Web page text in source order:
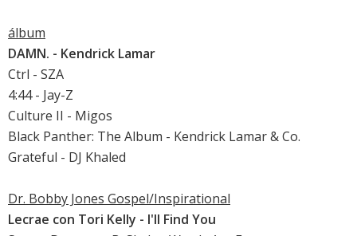
álbum
DAMN. - Kendrick Lamar
Ctrl - SZA
4:44 - Jay-Z
Culture II - Migos
Black Panther: The Album - Kendrick Lamar & Co.
Grateful - DJ Khaled
Dr. Bobby Jones Gospel/Inspirational
Lecrae con Tori Kelly - I'll Find You